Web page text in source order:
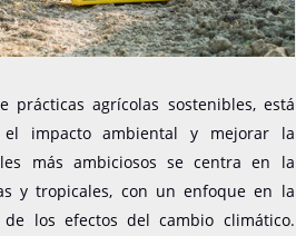
prácticas agrícolas sostenibles, está
impacto ambiental y mejorar la
más ambiciosos se centra en la
y tropicales, con un enfoque en la
los efectos del cambio climático.